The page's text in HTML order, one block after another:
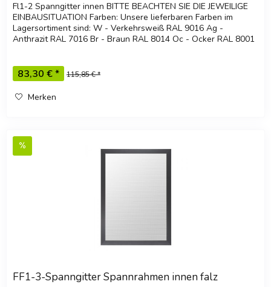
Fl1-2 Spanngitter innen BITTE BEACHTEN SIE DIE JEWEILIGE
EINBAUSITUATION Farben: Unsere lieferbaren Farben im
Lagersortiment sind: W - Verkehrsweiß RAL 9016 Ag -
Anthrazit RAL 7016 Br - Braun RAL 8014 Oc - Ocker RAL 8001
83,30 € * 115,85 € *
Merken
FF1-3-Spanngitter Spannrahmen innen falz